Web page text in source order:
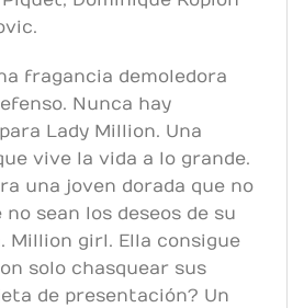
fragancia demoledora
Nunca hay
Lady Million. Una
vive la vida a lo grande.
una joven dorada que no
no sean los deseos de su
Million girl. Ella consigue
solo chasquear sus
de presentación? Un